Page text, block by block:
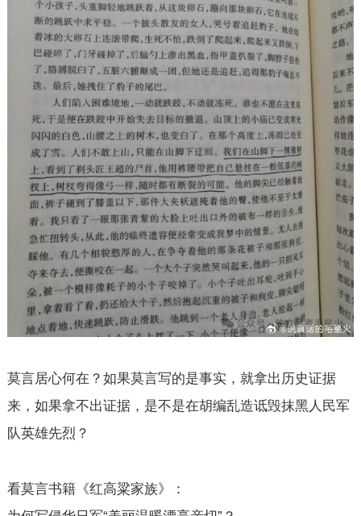
莫言居心何在？如果莫言写的是事实，就拿出历史证据
来，如果拿不出证据，是不是在胡编乱造诋毁抹黑人民军
队英雄先烈？
看莫言书籍《红高粱家族》：